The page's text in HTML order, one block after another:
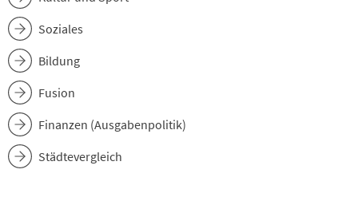
Soziales
Bildung
Fusion
Finanzen (Ausgabenpolitik)
Städtevergleich